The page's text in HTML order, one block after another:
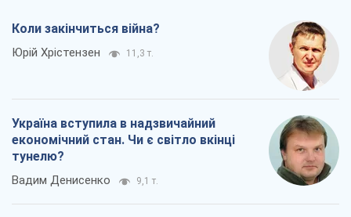
Коли закінчиться війна?
Юрій Хрістензен 11,3 т.
Україна вступила в надзвичайний
економічний стан. Чи є світло вкінці
тунелю?
Вадим Денисенко 9,1 т.